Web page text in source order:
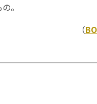
。
（